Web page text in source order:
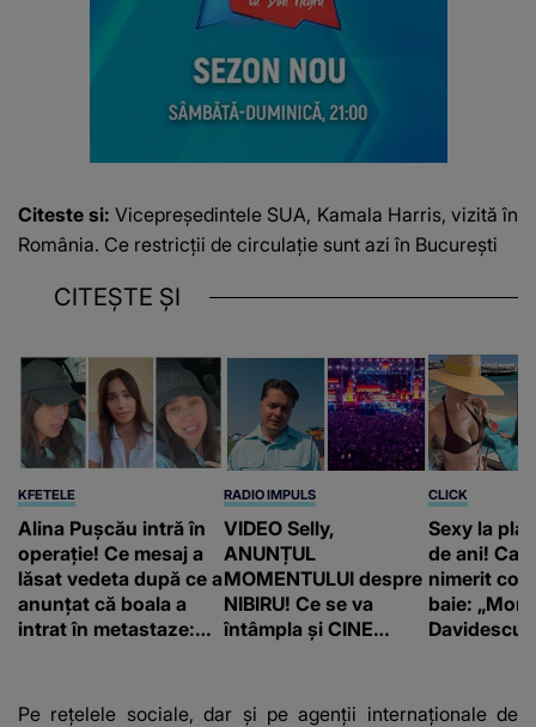
Citeste si:Vicepreședintele SUA, Kamala Harris, vizită în
România. Ce restricții de circulație sunt azi în București
CITEȘTE ȘI
KFETELE
Alina Pușcău intră în
operație! Ce mesaj a
lăsat vedeta după ce a
anunțat că boala a
intrat în metastaze:
RADIO IMPULS
VIDEO Selly,
ANUNȚUL
MOMENTULUI despre
NIBIRU! Ce se va
întâmpla și CINE
e ciudă că..."
CLICK
Sexy la
de ani!
nimerit
baie:
Davidescu
Pe rețelele sociale, dar și pe agenții internaționale de